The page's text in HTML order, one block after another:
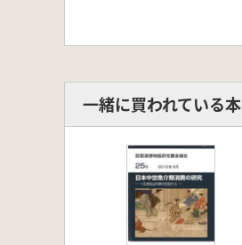
一緒に買われている本